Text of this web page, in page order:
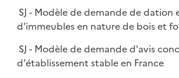
SJ - Modèle de demande de dation
d'immeubles en nature de bois et
SJ - Modèle de demande d'avis
d'établissement stable en France